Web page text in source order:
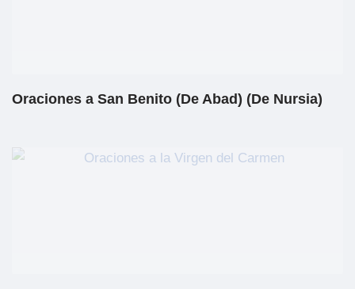
Oraciones a San Benito (De Abad) (De Nursia)